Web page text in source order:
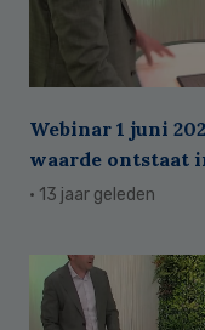
Webinar 1 juni
waarde ontstaat
· 13 jaar geleden